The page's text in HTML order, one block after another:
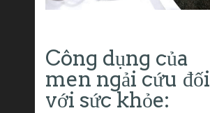
Công dụng của
men ngải cứu đối
với sức khỏe: